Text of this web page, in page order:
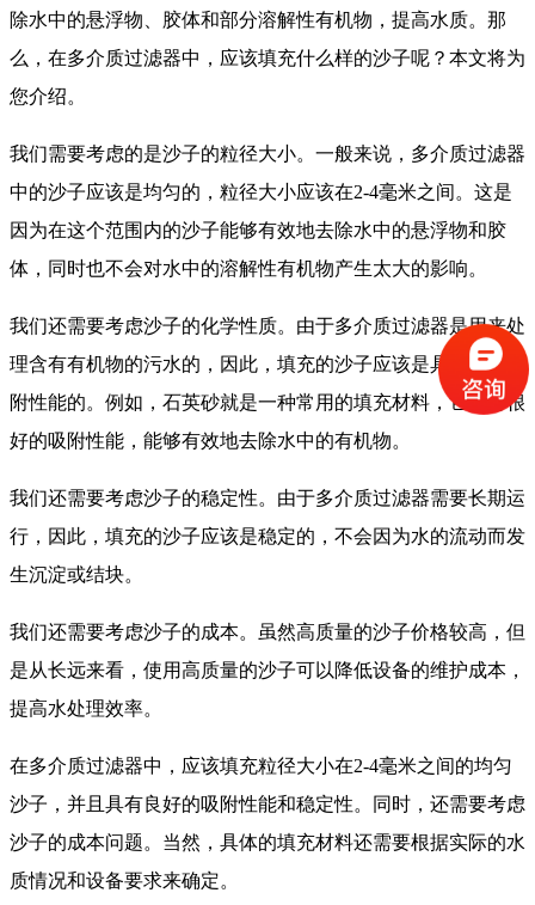
除水中的悬浮物、胶体和部分溶解性有机物，提高水质。那
么，在多介质过滤器中，应该填充什么样的沙子呢？本文将为
您介绍。
我们需要考虑的是沙子的粒径大小。一般来说，多介质过滤器
中的沙子应该是均匀的，粒径大小应该在2-4毫米之间。这是
因为在这个范围内的沙子能够有效地去除水中的悬浮物和胶
体，同时也不会对水中的溶解性有机物产生太大的影响。
我们还需要考虑沙子的化学性质。由于多介质过滤器是用来处
理含有有机物的污水的，因此，填充的沙子应该是具有良好吸
附性能的。例如，石英砂就是一种常用的填充材料，它具有很
好的吸附性能，能够有效地去除水中的有机物。
我们还需要考虑沙子的稳定性。由于多介质过滤器需要长期运
行，因此，填充的沙子应该是稳定的，不会因为水的流动而发
生沉淀或结块。
我们还需要考虑沙子的成本。虽然高质量的沙子价格较高，但
是从长远来看，使用高质量的沙子可以降低设备的维护成本，
提高水处理效率。
在多介质过滤器中，应该填充粒径大小在2-4毫米之间的均匀
沙子，并且具有良好的吸附性能和稳定性。同时，还需要考虑
沙子的成本问题。当然，具体的填充材料还需要根据实际的水
质情况和设备要求来确定。